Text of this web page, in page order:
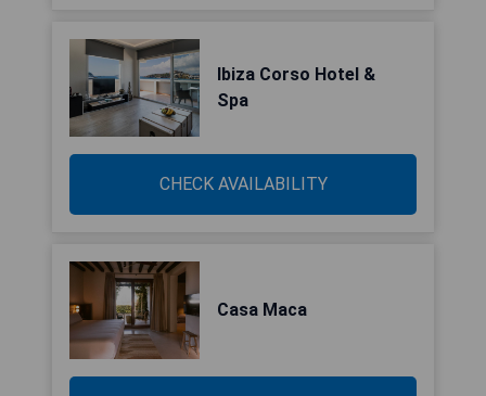
Ibiza Corso Hotel &
Spa
CHECK AVAILABILITY
Casa Maca